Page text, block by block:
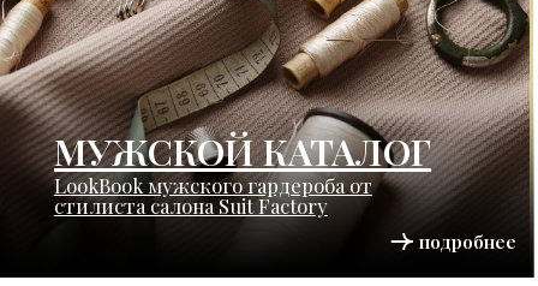
Индивидуальный подход и
элегантность в каждой линии.
ЖЕНСКИЙ ПОШИВ
подробнее